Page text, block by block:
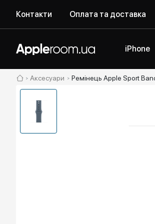
Контакти Оплата та доставка
iPhone
Аксесуари Ремінець Apple Sport